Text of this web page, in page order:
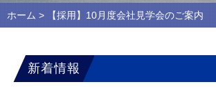
ホーム > 【採用】10月度会社見学会のご案内
新着情報